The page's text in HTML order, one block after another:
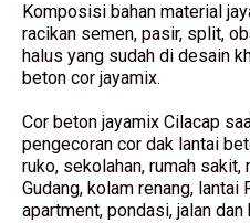
Komposisi bahan material
racikan semen, pasir, split,
halus yang sudah di desain
beton cor jayamix.
Cor beton jayamix Cilacap
pengecoran cor dak lantai
ruko, sekolahan, rumah sakit,
Gudang, kolam renang, lantai
apartment, pondasi, jalan